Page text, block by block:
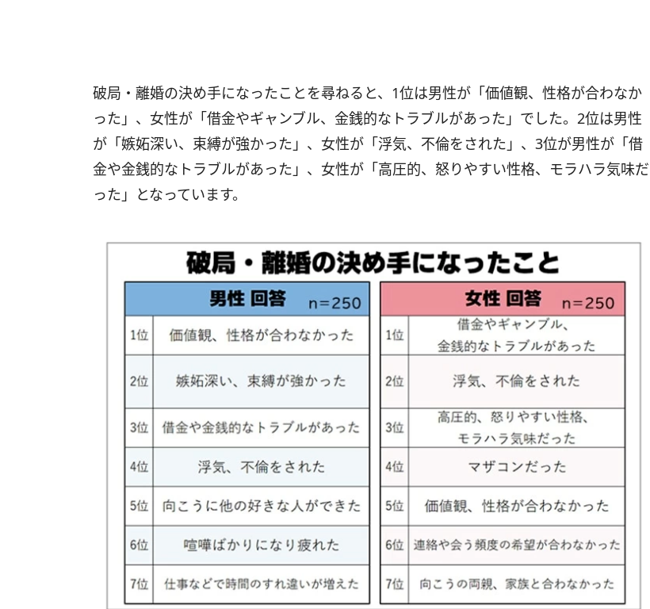
破局・離婚の決め手になったことを尋ねると、1位は男性が「価値観、性格が合わなか
った」、女性が「借金やギャンブル、金銭的なトラブルがあった」でした。2位は男性
が「嫉妬深い、束縛が強かった」、女性が「浮気、不倫をされた」、3位が男性が「借
金や金銭的なトラブルがあった」、女性が「高圧的、怒りやすい性格、モラハラ気味だ
った」となっています。